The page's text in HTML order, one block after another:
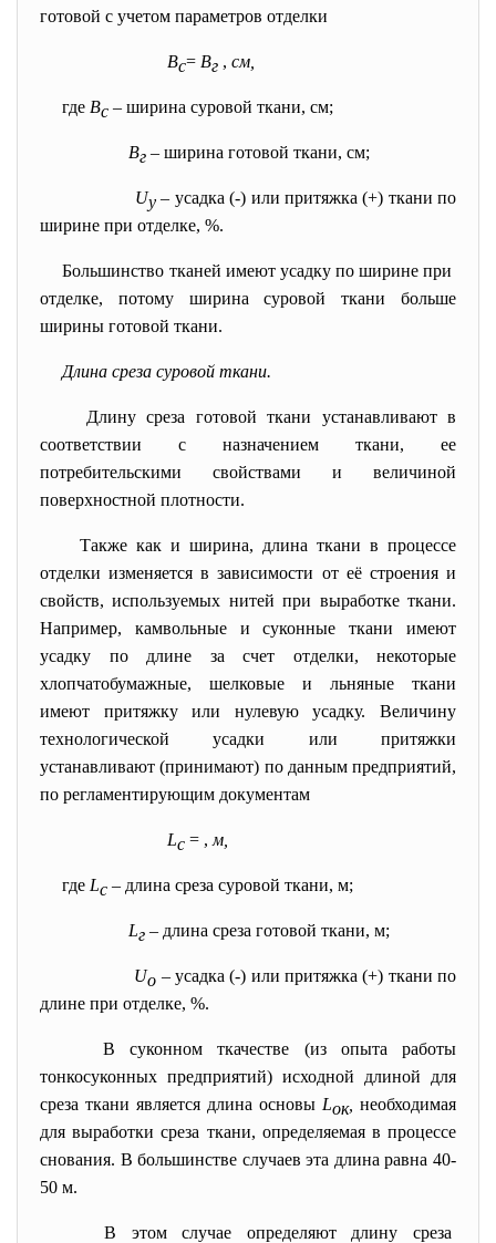
готовой с учетом параметров отделки
Вс= Вг , см,
где Вс – ширина суровой ткани, см;
Вг – ширина готовой ткани, см;
Uу – усадка (-) или притяжка (+) ткани по
ширине при отделке, %.
Большинство тканей имеют усадку по ширине при
отделке, потому ширина суровой ткани больше
ширины готовой ткани.
Длина среза суровой ткани.
Длину среза готовой ткани устанавливают в
соответствии с назначением ткани, ее
потребительскими свойствами и величиной
поверхностной плотности.
Также как и ширина, длина ткани в процессе
отделки изменяется в зависимости от её строения и
свойств, используемых нитей при выработке ткани.
Например, камвольные и суконные ткани имеют
усадку по длине за счет отделки, некоторые
хлопчатобумажные, шелковые и льняные ткани
имеют притяжку или нулевую усадку. Величину
технологической усадки или притяжки
устанавливают (принимают) по данным предприятий,
по регламентирующим документам
Lс = , м,
где Lс – длина среза суровой ткани, м;
Lг – длина среза готовой ткани, м;
Uо – усадка (-) или притяжка (+) ткани по
длине при отделке, %.
В суконном ткачестве (из опыта работы
тонкосуконных предприятий) исходной длиной для
среза ткани является длина основы Lок, необходимая
для выработки среза ткани, определяемая в процессе
снования. В большинстве случаев эта длина равна 40-
50 м.
В этом случае определяют длину среза